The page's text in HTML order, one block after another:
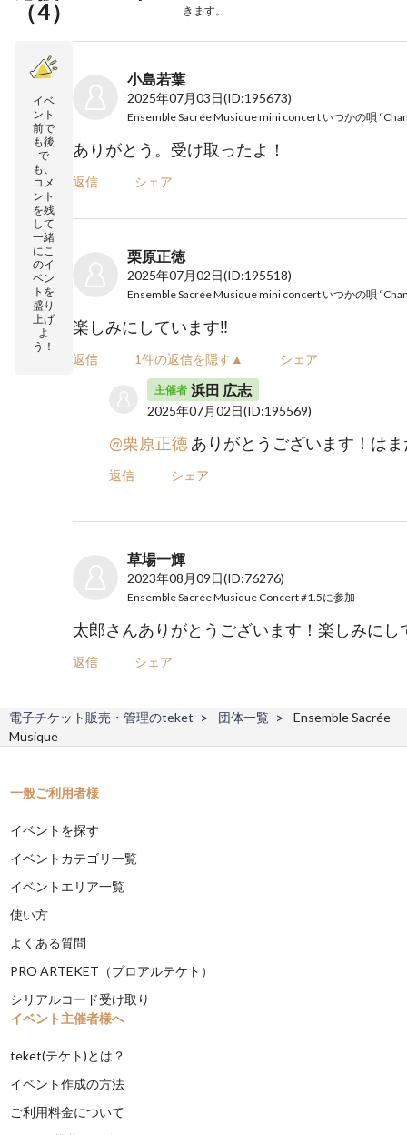
（4） きます。
イベ
ント
前で
も後
で
も、
コメ
ント
を残
して
一緒
にこ
のイ
ベン
トを
盛り
上げ
よ
う！
小島若葉
2025年07月03日(ID:195673)
ありがとう。受け取ったよ！
返信 シェア
栗原正徳
2025年07月02日(ID:195518)
楽しみにしています‼️
返信 1件の返信を隠す▲ シェア
主催者 浜田 広志
2025年07月02日(ID:195569)
@栗原正徳ありがとうございます！はま
返信 シェア
草場一輝
2023年08月09日(ID:76276)
Ensemble Sacrée Musique Concert #1.5に参加
太郎さんありがとうございます！楽しみにし
返信 シェア
電子チケット販売・管理のteket 団体一覧
Ensemble Sacrée
Musique
一般ご利用者様
イベントを探す
イベントカテゴリ一覧
イベントエリア一覧
使い方
よくある質問
PRO ARTEKET（プロアルテケト）
シリアルコード受け取り
イベント主催者様へ
teket(テケト)とは？
イベント作成の方法
ご利用料金について